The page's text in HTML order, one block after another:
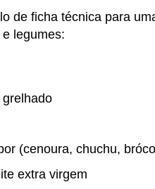
de ficha técnica para
legumes:
(cenoura, chuchu,
extra virgem